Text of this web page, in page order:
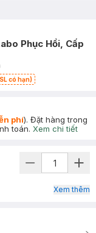
Phục Hồi, Cấp
có hạn)
phí). Đặt hàng trong
toán. Xem chi tiết
Xem thêm